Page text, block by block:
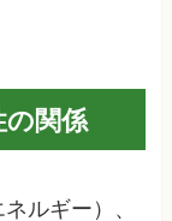
関係
ルギー）、